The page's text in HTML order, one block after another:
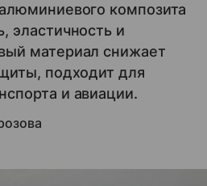
композита
эластичность и
материал снижает
подходит для
и авиации.